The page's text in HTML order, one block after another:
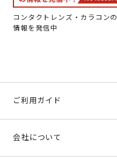
コンタクトレンズ・カラコンの
情報を発信中
ご利用ガイド
会社について